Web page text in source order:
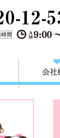
よくある質問